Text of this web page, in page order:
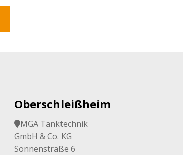
Oberschleißheim
MGA Tanktechnik
GmbH & Co. KG
Sonnenstraße 6